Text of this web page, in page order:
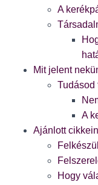
A
Mit jelent
Tudásod
A
Ajánlott
Hogy